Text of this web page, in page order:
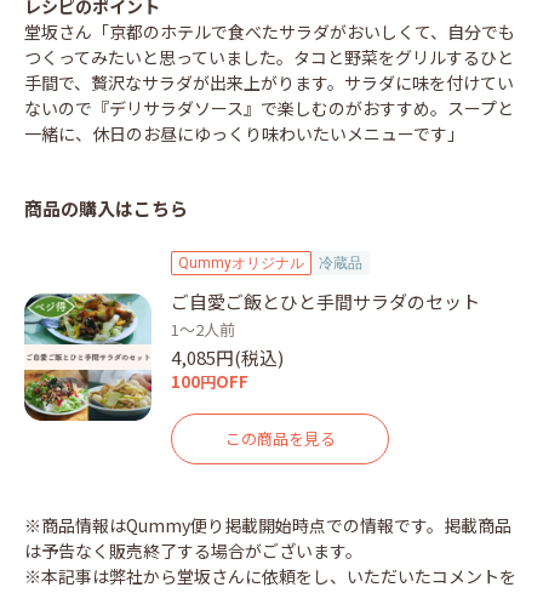
レシピのポイント
堂坂さん「京都のホテルで食べたサラダがおいしくて、自分でも
つくってみたいと思っていました。タコと野菜をグリルするひと
手間で、贅沢なサラダが出来上がります。サラダに味を付けてい
ないので『デリサラダソース』で楽しむのがおすすめ。スープと
一緒に、休日のお昼にゆっくり味わいたいメニューです」
商品の購入はこちら
Qummyオリジナル 冷蔵品
ご自愛ご飯とひと手間サラダのセット
1～2人前
4,085円(税込)
100円OFF
この商品を見る
※商品情報はQummy便り掲載開始時点での情報です。掲載商品
は予告なく販売終了する場合がございます。
※本記事は弊社から堂坂さんに依頼をし、いただいたコメントを